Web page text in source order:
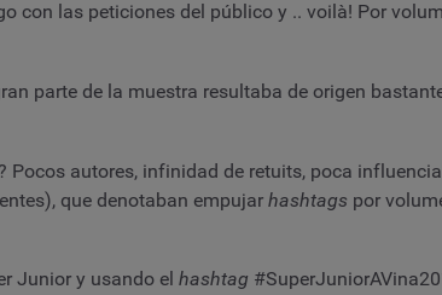
con las peticiones del público y .. voilà! Por
parte de la muestra resultaba de origen
autores, infinidad de retuits, poca
que denotaban empujar hashtags por
Junior y usando el hashtag